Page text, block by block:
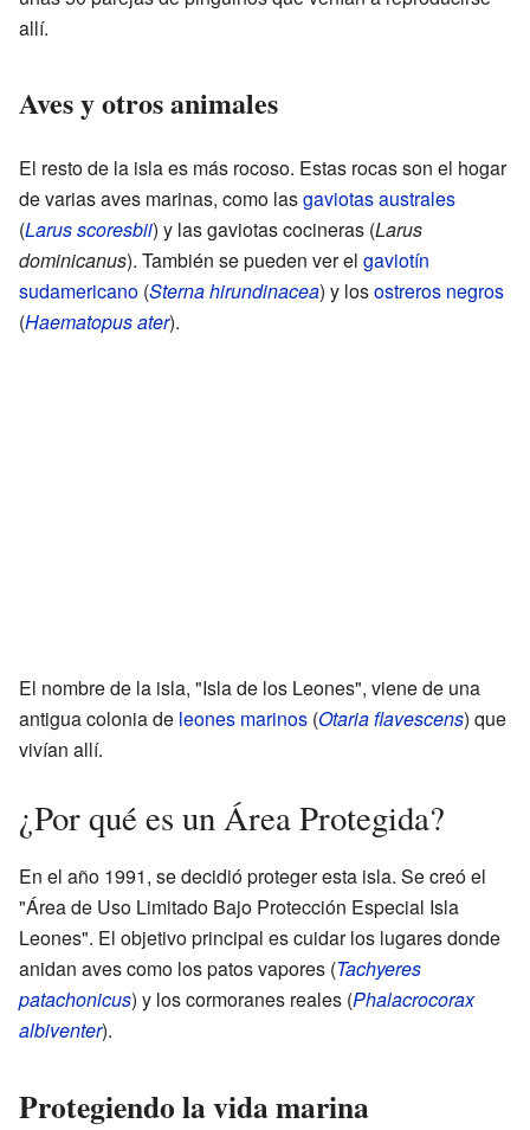
allí.
Aves y otros animales
El resto de la isla es más rocoso. Estas rocas son el hogar
de varias aves marinas, como lasgaviotas australes
(Larus scoresbii) y las gaviotas cocineras (Larus
dominicanus). También se pueden ver el gaviotín
sudamericano (Sterna hirundinacea) y losostreros negros
(Haematopus ater).
El nombre de la isla, "Isla de los Leones", viene de una
antigua colonia de leones marinos (Otaria flavescens) que
vivían allí.
¿Por qué es un Área Protegida?
En el año 1991, se decidió proteger esta isla. Se creó el
"Área de Uso Limitado Bajo Protección Especial Isla
Leones". El objetivo principal es cuidar los lugares donde
anidan aves como los patos vapores (Tachyeres
patachonicus) y los cormoranes reales (Phalacrocorax
albiventer).
Protegiendo la vida marina